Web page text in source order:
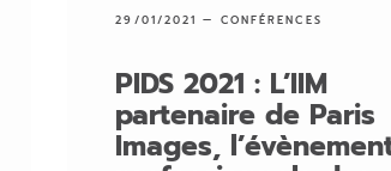
29/01/2021 — CONFÉRENCES
PIDS 2021 : L’IIM
partenaire de Paris
Images,